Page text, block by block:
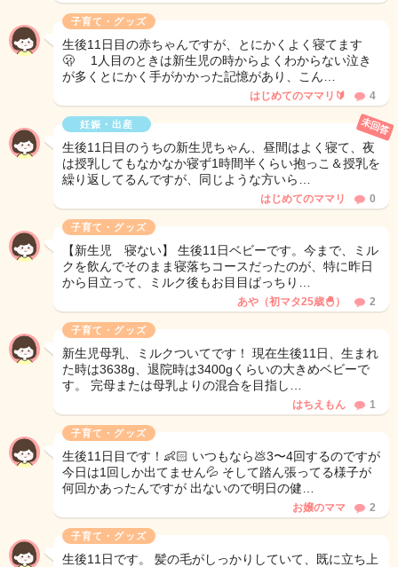
子育て・グッズ
生後11日目の赤ちゃんですが、とにかくよく寝てます
🫢 1人目のときは新生児の時からよくわからない泣き
が多くとにかく手がかかった記憶があり、こん…
はじめてのママリ🔰 4
妊娠・出産
生後11日目のうちの新生児ちゃん、昼間はよく寝て、夜
は授乳してもなかなか寝ず1時間半くらい抱っこ＆授乳を
繰り返してるんですが、同じような方いら…
未回答
はじめてのママリ 0
子育て・グッズ
【新生児 寝ない】 生後11日ベビーです。今まで、ミル
クを飲んでそのまま寝落ちコースだったのが、特に昨日
から目立って、ミルク後もお目目ぱっちり…
あや（初マタ25歳🐣） 2
子育て・グッズ
新生児母乳、ミルクついてです！ 現在生後11日、生まれ
た時は3638g、退院時は3400gくらいの大きめベビーで
す。 完母または母乳よりの混合を目指し…
はちえもん 1
子育て・グッズ
生後11日目です！👶🏻‪‪ いつもなら💩3〜4回するのですが
今日は1回しか出てません💦 そして踏ん張ってる様子が
何回かあったんですが 出ないので明日の健…
お嬢のママ 2
子育て・グッズ
生後11日です。 髪の毛がしっかりしていて、既に立ち上